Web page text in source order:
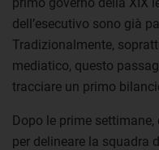
dell’esecutivo sono già
Tradizionalmente,
mediatico, questo
tracciare un primo
Dopo le prime
per delineare la squadra